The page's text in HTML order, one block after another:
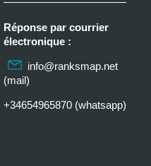
Réponse par courrier
électronique :
info@ranksmap.net
(mail)
+34654965870 (whatsapp)